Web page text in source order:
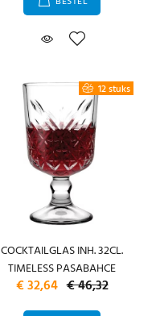
12 stuks
COCKTAILGLAS INH. 32CL.
TIMELESS PASABAHCE
€ 32,64 € 46,32